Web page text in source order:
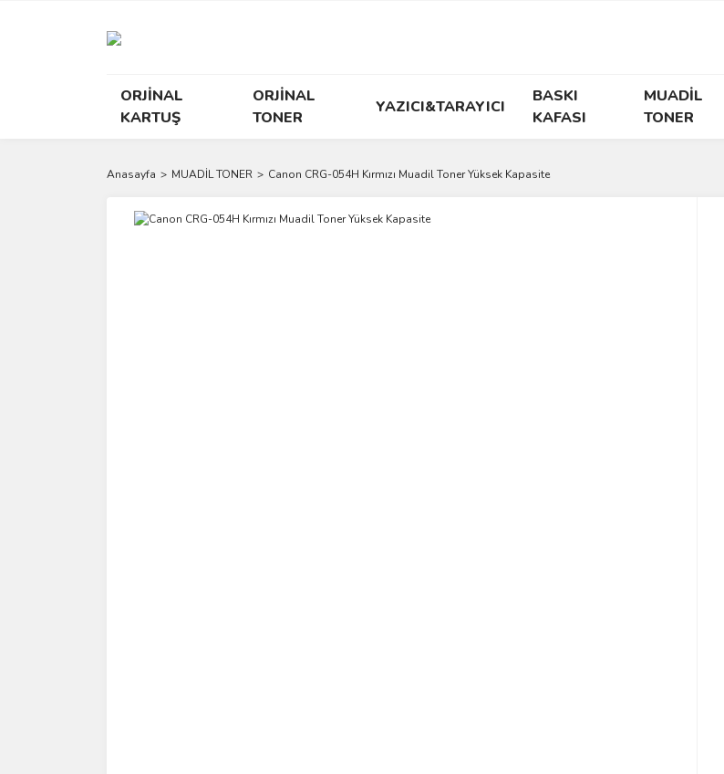
ORJİNAL
KARTUŞ
ORJİNAL
TONER
YAZICI&TARAYICI
BASKI
KAFASI
MUADİL
TONER
Anasayfa MUADİL TONER Canon CRG-054H Kırmızı Muadil Toner Yüksek Kapasite